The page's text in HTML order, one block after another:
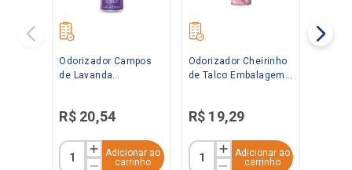
Odorizador Campos
de Lavanda
Bom Ar
R$ 20,54
Adicionar ao
carrinho
Odorizador Cheirinho
de Talco Embalagem
R$ 19,29
Adicionar ao
carrinho